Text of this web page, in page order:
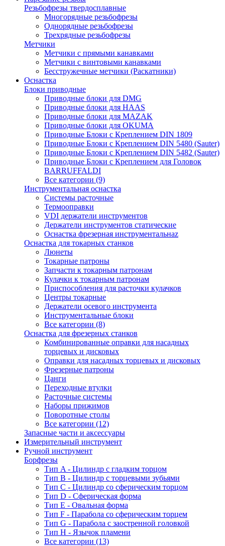
Резьбофрезы твердосплавные
Многорядные резьбофрезы
Однорядные резьбофрезы
Трехрядные резьбофрезы
Метчики
Метчики с прямыми канавками
Метчики с винтовыми канавками
Бесстружечные метчики (Раскатники)
Оснастка
Блоки приводные
Приводные блоки для DMG
Приводные блоки для HAAS
Приводные блоки для MAZAK
Приводные блоки для OKUMA
Приводные Блоки с Креплением DIN 1809
Приводные Блоки с Креплением DIN 5480 (Sauter)
Приводные Блоки с Креплением DIN 5482 (Sauter)
Приводные Блоки с Креплением для Головок
BARRUFFALDI
Все категории (9)
Инструментальная оснастка
Системы расточные
Термооправки
VDI держатели инструментов
Держатели инструментов статические
Оснастка фрезерная инструментальнаz
Оснастка для токарных станков
Люнеты
Токарные патроны
Запчасти к токарным патронам
Кулачки к токарным патронам
Приспособления для расточки кулачков
Центры токарные
Держатели осевого инструмента
Инструментальные блоки
Все категории (8)
Оснастка для фрезерных станков
Комбинированные оправки для насадных
торцевых и дисковых
Оправки для насадных торцевых и дисковых
Фрезерные патроны
Цанги
Переходные втулки
Расточные системы
Наборы прижимов
Поворотные столы
Все категории (12)
Запасные части и аксессуары
Измерительный инструмент
Ручной инструмент
Борфрезы
Тип A - Цилиндр с гладким торцом
Тип В - Цилиндр с торцевыми зубьями
Тип С - Цилиндр со сферическим торцом
Тип D - Сферическая форма
Тип Е - Овальная форма
Тип F - Парабола со сферическим торцем
Тип G - Парабола с заостренной головкой
Тип H - Язычок пламени
Все категории (13)